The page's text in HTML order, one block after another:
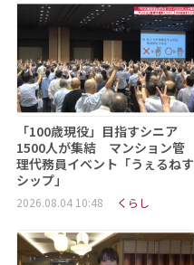
「100歳現役」目指すシニア
1500人が集結 マンション管
理代務員イベント「うぇるねす
シップ」
2026.08.04 10:48 くらし